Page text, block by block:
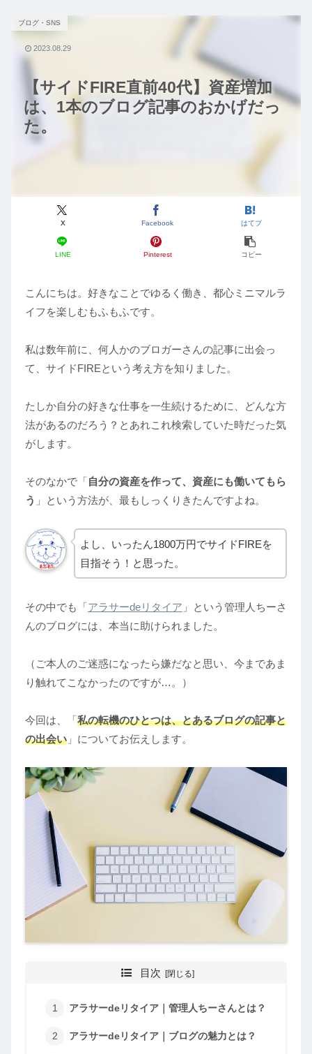
【サイドFIRE直前40代】資産増加
は、1本のブログ記事のおかげだっ
た。
ブログ・SNS
X Facebook はてブ
LINE Pinterest コピー
2023.08.29
こんにちは。好きなことでゆるく働き、都心ミニマルラ
イフを楽しむもふもふです。
私は数年前に、何人かのブロガーさんの記事に出会っ
て、サイドFIREという考え方を知りました。
たしか自分の好きな仕事を一生続けるために、どんな方
法があるのだろう？とあれこれ検索していた時だった気
がします。
そのなかで「自分の資産を作って、資産にも働いてもら
う 」という方法が、最もしっくりきたんですよね。
よし、いったん1800万円でサイドFIREを
目指そう！と思った。
その中でも「アラサーdeリタイア 」という管理人ちーさ
んのブログには、本当に助けられました。
（ご本人のご迷惑になったら嫌だなと思い、今まであま
り触れてこなかったのですが…。）
今回は、「私の転機のひとつは、とあるブログの記事と
の出会い 」についてお伝えします。
目次
アラサーdeリタイア｜管理人ちーさんとは？
アラサーdeリタイア｜ブログの魅力とは？